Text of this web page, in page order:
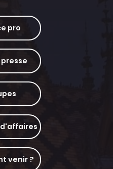
pro
venir ?